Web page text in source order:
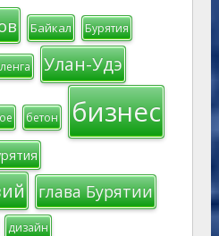
Байкал Бурятия
Улан-Удэ
бетон бизнес
глава Бурятии
дизайн